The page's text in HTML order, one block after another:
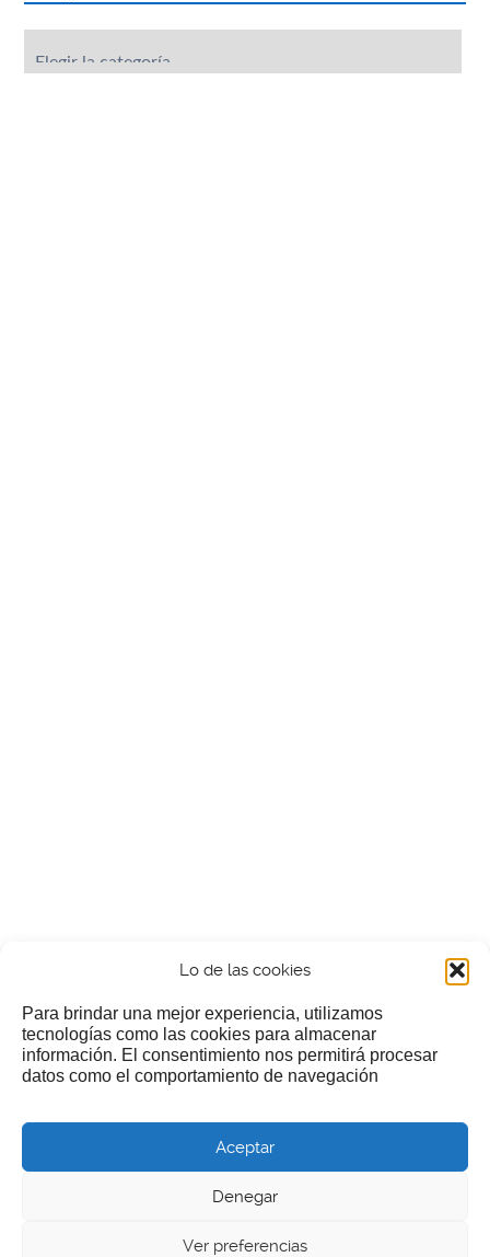
Lo de las cookies
Para brindar una mejor experiencia, utilizamos
tecnologías como las cookies para almacenar
información. El consentimiento nos permitirá procesar
datos como el comportamiento de navegación
Aceptar
Denegar
Ver preferencias
¿Nos invitas a un cafecillo?
Si te gusta nuestra web puedes echar limosna a estos